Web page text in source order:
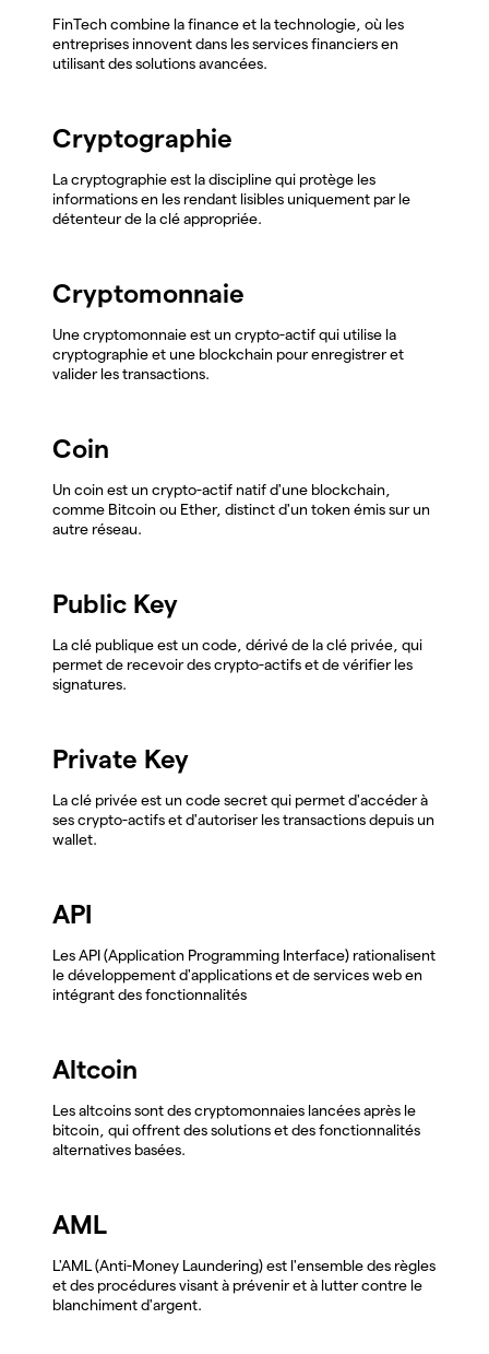
FinTech combine la finance et la technologie, où les
entreprises innovent dans les services financiers en
utilisant des solutions avancées.
Cryptographie
La cryptographie est la discipline qui protège les
informations en les rendant lisibles uniquement par le
détenteur de la clé appropriée.
Cryptomonnaie
Une cryptomonnaie est un crypto-actif qui utilise la
cryptographie et une blockchain pour enregistrer et
valider les transactions.
Coin
Un coin est un crypto-actif natif d'une blockchain,
comme Bitcoin ou Ether, distinct d'un token émis sur un
autre réseau.
Public Key
La clé publique est un code, dérivé de la clé privée, qui
permet de recevoir des crypto-actifs et de vérifier les
signatures.
Private Key
La clé privée est un code secret qui permet d'accéder à
ses crypto-actifs et d'autoriser les transactions depuis un
wallet.
API
Les API (Application Programming Interface) rationalisent
le développement d'applications et de services web en
intégrant des fonctionnalités
Altcoin
Les altcoins sont des cryptomonnaies lancées après le
bitcoin, qui offrent des solutions et des fonctionnalités
alternatives basées.
AML
L'AML (Anti-Money Laundering) est l'ensemble des règles
et des procédures visant à prévenir et à lutter contre le
blanchiment d'argent.